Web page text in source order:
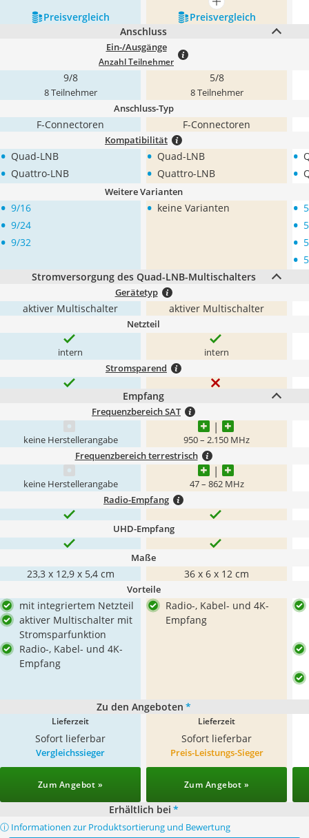
mehr anzeigen
Preis­vergleich
Preis­vergleich
Anschluss
Ein-/Ausgänge
Anzahl Teilnehmer
9/8
8 Teilnehmer
5/8
8 Teilnehmer
Anschluss-Typ
F-Connectoren F-Connectoren
Kompatibilität
• Quad-LNB
• Quattro-LNB
• Quad-LNB
• Quattro-LNB
•
•
Weitere Varianten
• 9/16
• 9/24
• 9/32
• keine Varianten •
•
•
•
Stromversorgung des Quad-LNB-Multischalters
Gerätetyp
aktiver Multischalter aktiver Multischalter
Netzteil
intern intern
Stromsparend
Empfang
Frequenzbereich SAT
keine Herstellerangabe 950 – 2.150 MHz
Frequenzbereich terrestrisch
keine Herstellerangabe 47 – 862 MHz
Radio-Empfang
UHD-Empfang
Maße
23,3 x 12,9 x 5,4 cm 36 x 6 x 12 cm
Vorteile
mit integriertem Netzteil
aktiver Multischalter mit
Stromsparfunktion
Radio-, Kabel- und 4K-
Empfang
Radio-, Kabel- und 4K-
Empfang
Zu den Angeboten *
Lieferzeit
Sofort lieferbar
Lieferzeit
Sofort lieferbar
Vergleichssieger
Zum Angebot »
Preis-Leistungs-Sieger
Zum Angebot »
Erhältlich bei *
ⓘ Informationen zur Produktsortierung und Bewertung